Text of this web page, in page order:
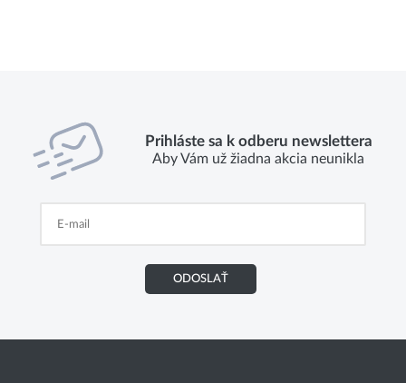
Prihláste sa k odberu newslettera
Aby Vám už žiadna akcia neunikla
ODOSLAŤ